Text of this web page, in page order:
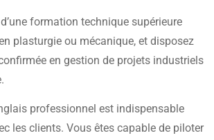
formation technique supérieure
plasturgie ou mécanique, et disposez
en gestion de projets industriels
professionnel est indispensable
les clients. Vous êtes capable de piloter